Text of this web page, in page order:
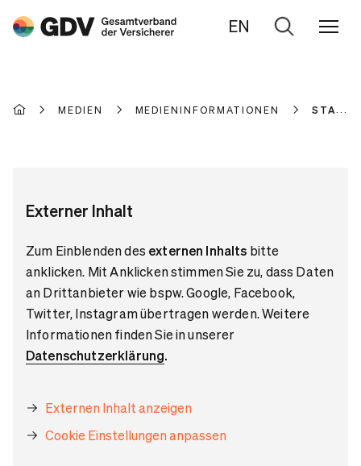
EN
Zur
MEDIEN MEDIENINFORMATIONEN
Externer Inhalt
Zum Einblenden des externen Inhalts bitte
anklicken. Mit Anklicken stimmen Sie zu, dass Daten
an Drittanbieter wie bspw. Google, Facebook,
Twitter, Instagram übertragen werden. Weitere
Informationen finden Sie in unserer
Datenschutzerklärung.
Externen Inhalt anzeigen
Cookie Einstellungen anpassen